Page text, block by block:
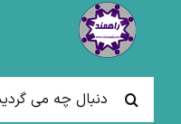
جستجو
برای: